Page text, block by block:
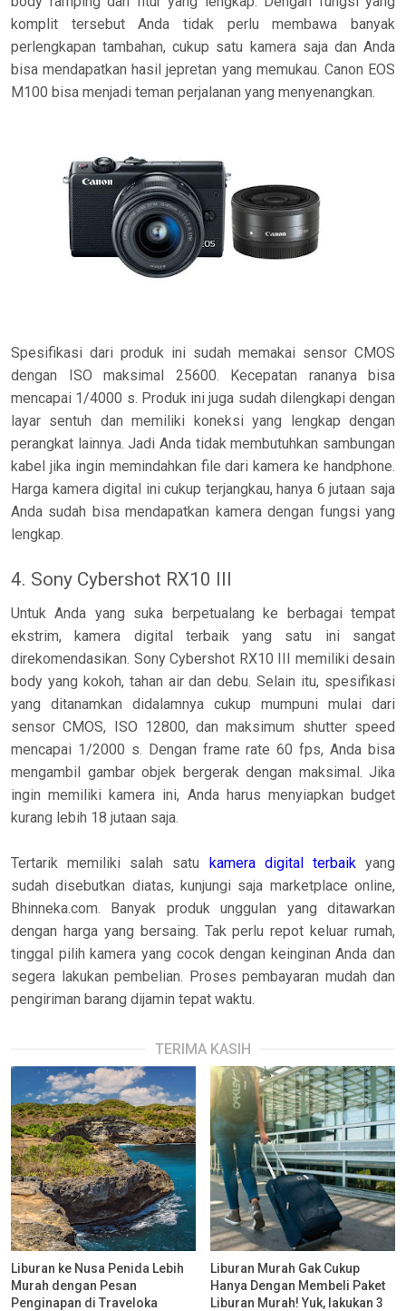
komplit tersebut Anda tidak perlu membawa banyak
perlengkapan tambahan, cukup satu kamera saja dan Anda
bisa mendapatkan hasil jepretan yang memukau. Canon EOS
M100 bisa menjadi teman perjalanan yang menyenangkan.
Spesifikasi dari produk ini sudah memakai sensor CMOS
dengan ISO maksimal 25600. Kecepatan rananya bisa
mencapai 1/4000 s. Produk ini juga sudah dilengkapi dengan
layar sentuh dan memiliki koneksi yang lengkap dengan
perangkat lainnya. Jadi Anda tidak membutuhkan sambungan
kabel jika ingin memindahkan file dari kamera ke handphone.
Harga kamera digital ini cukup terjangkau, hanya 6 jutaan saja
Anda sudah bisa mendapatkan kamera dengan fungsi yang
lengkap.
4. Sony Cybershot RX10 III
Untuk Anda yang suka berpetualang ke berbagai tempat
ekstrim, kamera digital terbaik yang satu ini sangat
direkomendasikan. Sony Cybershot RX10 III memiliki desain
body yang kokoh, tahan air dan debu. Selain itu, spesifikasi
yang ditanamkan didalamnya cukup mumpuni mulai dari
sensor CMOS, ISO 12800, dan maksimum shutter speed
mencapai 1/2000 s. Dengan frame rate 60 fps, Anda bisa
mengambil gambar objek bergerak dengan maksimal. Jika
ingin memiliki kamera ini, Anda harus menyiapkan budget
kurang lebih 18 jutaan saja.
Tertarik memiliki salah satu kamera digital terbaikyang
sudah disebutkan diatas, kunjungi saja marketplace online,
Bhinneka.com. Banyak produk unggulan yang ditawarkan
dengan harga yang bersaing. Tak perlu repot keluar rumah,
tinggal pilih kamera yang cocok dengan keinginan Anda dan
segera lakukan pembelian. Proses pembayaran mudah dan
pengiriman barang dijamin tepat waktu.
TERIMA KASIH
Liburan ke Nusa Penida Lebih
Murah dengan Pesan
Penginapan di Traveloka
Liburan Murah Gak Cukup
Hanya Dengan Membeli Paket
Liburan Murah! Yuk, lakukan 3